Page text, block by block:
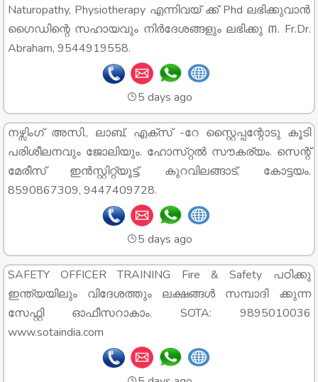
Naturopathy, Physiotherapy എന്നിവയ് ക്ക് Phd ലഭിക്കുവാൻ
ഗൈഡിന്റെ സഹായവും നിർദേശങ്ങളും ലഭിക്കു ៣. Fr.Dr.
Abraham, 9544919558.
5 days ago
നഴ്സിംഗ് അസി., ലാബ്, എക്സ് -റേ സ്റ്റൈപ്പന്റോടു കൂടി
പരിശീലനവും ജോലിയും. ഹോസ്‌റ്റൽ സൗകര്യം. സെന്റ്
മേരീസ് ഇൻസ്റ്റിറ്റ്യൂട്ട്, കുറവിലങ്ങാട്, കോട്ടയം.
8590867309, 9447409728.
5 days ago
SAFETY OFFICER TRAINING Fire & Safety പഠിക്കു
ഇന്ത്യയിലും വിദേശത്തും ലക്ഷങ്ങൾ സമ്പാദി ക്കുന്ന
സേഫ്റ്റി ഓഫീസറാകാം. SOTA: 9895010036
www.sotaindia.com